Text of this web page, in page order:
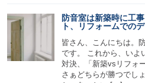
防音室は新築時に工
ト、リフォームでの
皆さん、こんにちは。
です。 これから、いよ
対決、「新築vsリフォ
さぁどちらが勝つでし